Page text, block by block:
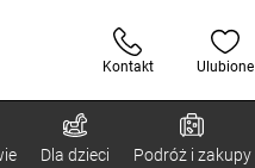
Kontakt Ulubione
Dla dzieci Podróż i zakupy